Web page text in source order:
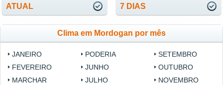
ATUAL
7 DIAS
Clima em Mordogan por mês
JANEIRO
FEVEREIRO
MARCHAR
PODERIA
JUNHO
JULHO
SETEMBRO
OUTUBRO
NOVEMBRO